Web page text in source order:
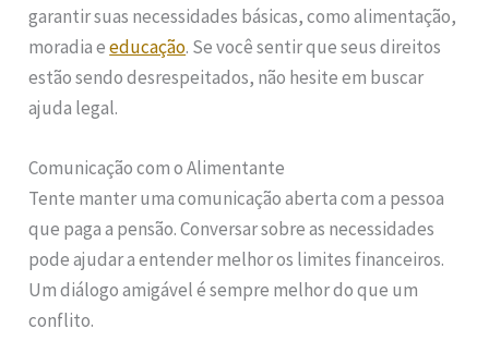
garantir suas necessidades básicas, como alimentação,
moradia eeducação. Se você sentir que seus direitos
estão sendo desrespeitados, não hesite em buscar
ajuda legal.
Comunicação com o Alimentante
Tente manter uma comunicação aberta com a pessoa
que paga a pensão. Conversar sobre as necessidades
pode ajudar a entender melhor os limites financeiros.
Um diálogo amigável é sempre melhor do que um
conflito.